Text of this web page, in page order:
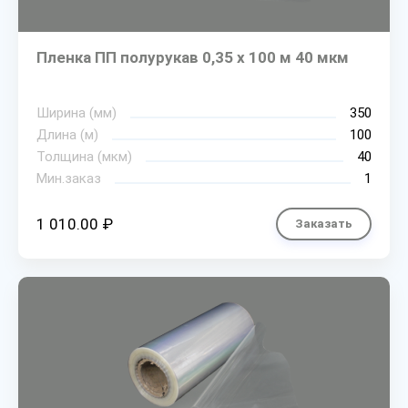
Пленка ПП полурукав 0,35 х 100 м 40 мкм
Ширина (мм)
350
Длина (м)
100
Толщина (мкм)
40
Мин.заказ
1
1 010.00 ₽ Заказать